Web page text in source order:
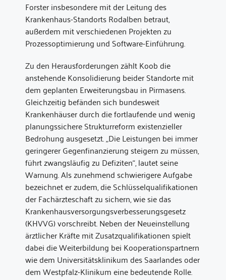
Forster insbesondere mit der Leitung des
Krankenhaus-Standorts Rodalben betraut,
außerdem mit verschiedenen Projekten zu
Prozess­optimierung und Software-Einführung.
Zu den Herausforderungen zählt Koob die
anstehende Konsolidierung beider Standorte mit
dem geplanten Erweiterungsbau in Pirmasens.
Gleichzeitig befänden sich bundesweit
Krankenhäuser durch die fortlaufende und wenig
planungssichere Strukturreform existenzieller
Bedrohung ausgesetzt. „Die Leistungen bei immer
geringerer Gegenfinanzierung steigern zu müssen,
führt zwangsläufig zu Defiziten“, lautet seine
Warnung. Als zunehmend schwierigere Aufgabe
bezeichnet er zudem, die Schlüsselqualifikationen
der Fachärzteschaft zu sichern, wie sie das
Krankenhausversorgungsverbesserungsgesetz
(KHVVG) vorschreibt. Neben der Neuein­stellung
ärztlicher Kräfte mit Zusatzqualifikationen spielt
dabei die Weiterbildung bei Kooperationspartnern
wie dem Universitätsklinikum des Saarlandes oder
dem Westpfalz-Klinikum eine bedeutende Rolle.